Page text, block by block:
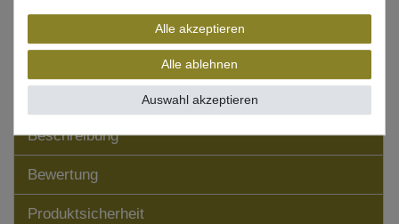
Wunschliste
Beschreibung
Bewertung
Produktsicherheit
Alle akzeptieren
Alle ablehnen
Auswahl akzeptieren